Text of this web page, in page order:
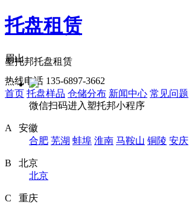
托盘租赁
眉山
热线电话 135-6897-3662
首页 托盘样品 仓储分布 新闻中心 常见问题
塑托邦托盘租赁
微信扫码进入塑托邦小程序
A 安徽
合肥 芜湖 蚌埠 淮南 马鞍山 铜陵 安庆
B 北京
北京
C 重庆